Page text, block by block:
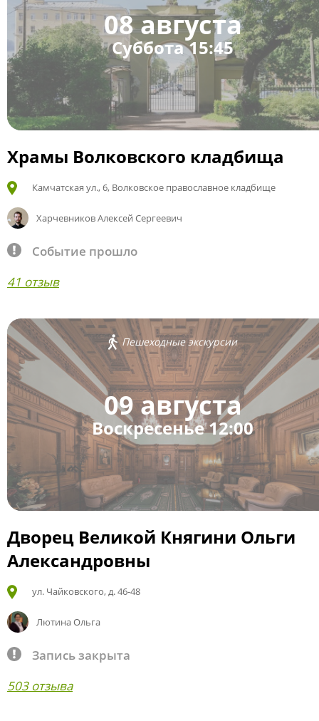
08 августа
Суббота 15:45
Храмы Волковского кладбища
Камчатская ул., 6, Волковское православное кладбище
Харчевников Алексей Сергеевич
Событие прошло
41 отзыв
Пешеходные экскурсии
09 августа
Воскресенье 12:00
Дворец Великой Княгини Ольги
Александровны
ул. Чайковского, д. 46-48
Лютина Ольга
Запись закрыта
503 отзыва